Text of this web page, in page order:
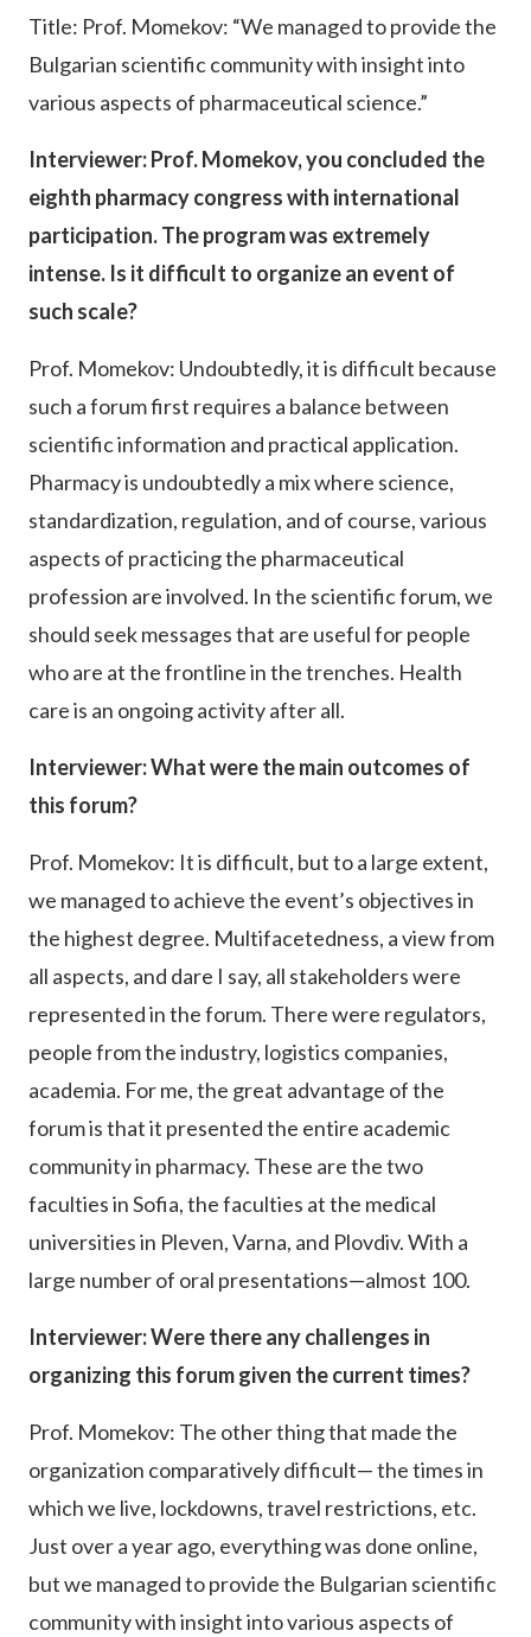
Title: Prof. Momekov: “We managed to provide the
Bulgarian scientific community with insight into
various aspects of pharmaceutical science.”
Interviewer: Prof. Momekov, you concluded the
eighth pharmacy congress with international
participation. The program was extremely
intense. Is it difficult to organize an event of
such scale?
Prof. Momekov: Undoubtedly, it is difficult because
such a forum first requires a balance between
scientific information and practical application.
Pharmacy is undoubtedly a mix where science,
standardization, regulation, and of course, various
aspects of practicing the pharmaceutical
profession are involved. In the scientific forum, we
should seek messages that are useful for people
who are at the frontline in the trenches. Health
care is an ongoing activity after all.
Interviewer: What were the main outcomes of
this forum?
Prof. Momekov: It is difficult, but to a large extent,
we managed to achieve the event’s objectives in
the highest degree. Multifacetedness, a view from
all aspects, and dare I say, all stakeholders were
represented in the forum. There were regulators,
people from the industry, logistics companies,
academia. For me, the great advantage of the
forum is that it presented the entire academic
community in pharmacy. These are the two
faculties in Sofia, the faculties at the medical
universities in Pleven, Varna, and Plovdiv. With a
large number of oral presentations—almost 100.
Interviewer: Were there any challenges in
organizing this forum given the current times?
Prof. Momekov: The other thing that made the
organization comparatively difficult— the times in
which we live, lockdowns, travel restrictions, etc.
Just over a year ago, everything was done online,
but we managed to provide the Bulgarian scientific
community with insight into various aspects of